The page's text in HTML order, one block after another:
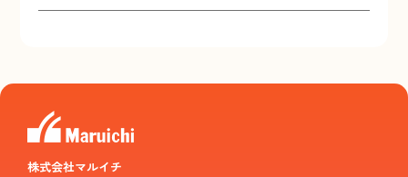
株式会社マルイチ